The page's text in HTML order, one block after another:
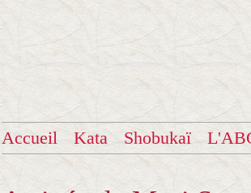
Accueil Kata Shobukaï